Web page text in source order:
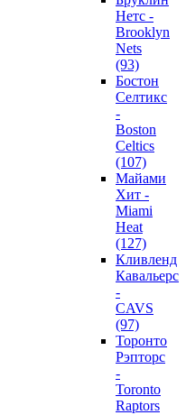
Нетс -
Brooklyn
Nets
(93)
Бостон
Селтикс
-
Boston
Celtics
(107)
Майами
Хит -
Miami
Heat
(127)
Кливленд
Кавальерс
-
CAVS
(97)
Торонто
Рэпторс
-
Toronto
Raptors